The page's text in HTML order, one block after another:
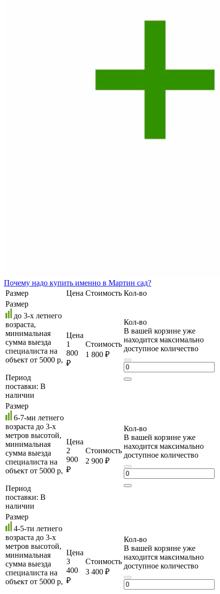
Почему надо купить именно в Мартин сад?
Размер
Цена Стоимость Кол-во
Размер
до 3-х летнего
возраста,
минимальная
сумма выезда
специалиста на
объект от 5000 р,
Период
поставки: В
наличии
Цена
1
800
₽
Стоимость
1 800 ₽
Кол-во
В вашей корзине уже
находится максимально
доступное количество
Размер
6-7-ми летнего
возраста до 3-х
метров высотой,
минимальная
сумма выезда
специалиста на
объект от 5000 р,
Период
поставки: В
наличии
Цена
2
900
₽
Стоимость
2 900 ₽
Кол-во
В вашей корзине уже
находится максимально
доступное количество
Размер
4-5-ти летнего
возраста до 3-х
метров высотой,
минимальная
сумма выезда
специалиста на
объект от 5000 р,
Цена
3
400
₽
Стоимость
3 400 ₽
Кол-во
В вашей корзине уже
находится максимально
доступное количество